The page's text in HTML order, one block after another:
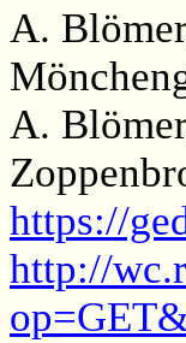
A.
A.
https://
http://